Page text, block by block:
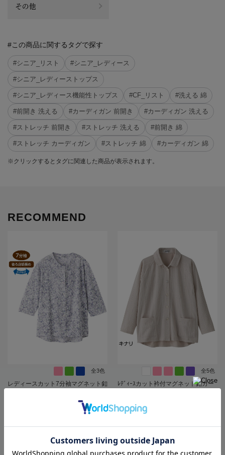
その他
#この商品に関するタグで探す
#シニア_リスト #シニア_レディース
#シニア_レディーストップス
#シニア_レディース機能性トップス #CF_リスト #洗える 綿
#前開き 洗える #カーディガン 前開き #カーディガン 洗える
#ストレッチ 前開き #ストレッチ 洗える #前開き 綿
#ストレッチ カーディガン #ストレッチ 綿 #カーディガン 綿
※クリックするとタグに関連した商品が表示されます。
RECOMMEND
全3色
レディースカット7分袖マグネット釦
人用／前開き／ポロシャツ／カーデ
全5色
ﾚﾃﾞｨｰｽカット衿付マグネット釦カー
／前開き／カーディガン【CF】